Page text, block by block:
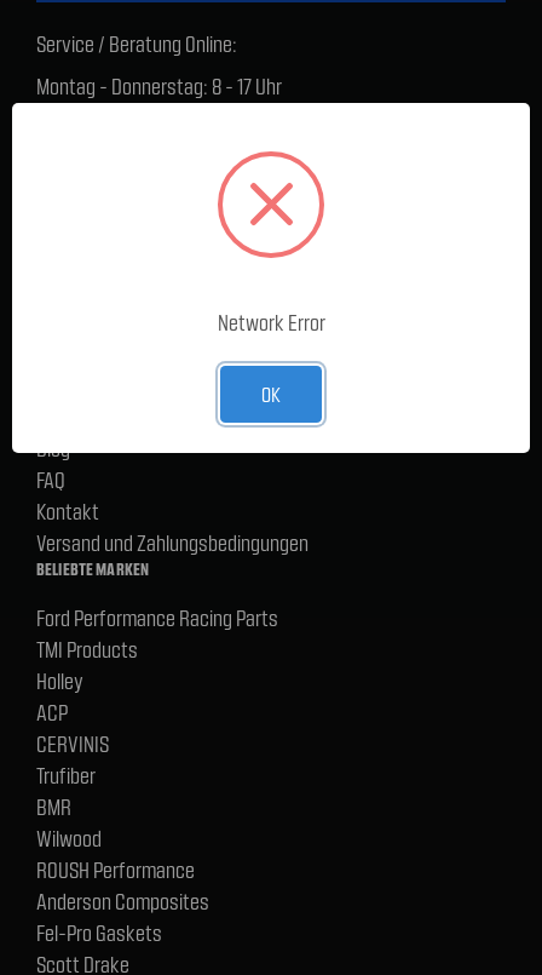
Service / Beratung Online:
Montag - Donnerstag: 8 - 17 Uhr
Lager Lauenstein (Warenabholungen):
Montag - Donnerstag: 7.30 - 15 Uhr
Blog
FAQ
Kontakt
Versand und Zahlungsbedingungen
BELIEBTE MARKEN
Ford Performance Racing Parts
TMI Products
Holley
ACP
CERVINIS
Trufiber
BMR
Wilwood
ROUSH Performance
Anderson Composites
Fel-Pro Gaskets
Scott Drake
Network Error
OK